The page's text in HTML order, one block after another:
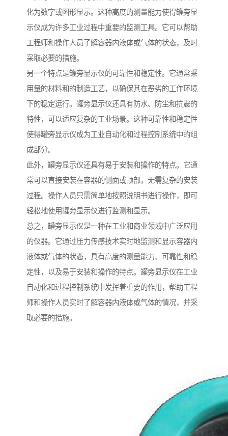
化为数字或图形显示。这种高度的测量能力使得罐旁显
示仪成为许多工业过程中重要的监测工具。它可以帮助
工程师和操作人员了解容器内液体或气体的状态，及时
采取必要的措施。
另一个特点是罐旁显示仪的可靠性和稳定性。它通常采
用量的材料和的制造工艺，以确保其在恶劣的工作环境
下的稳定运行。罐旁显示仪还具有防水、防尘和抗震的
特性，可以适应复杂的工业场景。这种可靠性和稳定性
使得罐旁显示仪成为工业自动化和过程控制系统中的组
成部分。
此外，罐旁显示仪还具有易于安装和操作的特点。它通
常可以直接安装在容器的侧面或顶部，无需复杂的安装
过程。操作人员只需简单地按照说明书进行操作，即可
轻松地使用罐旁显示仪进行监测和显示。
总之，罐旁显示仪是一种在工业和商业领域中广泛应用
的仪器。它通过压力传感技术实时地监测和显示容器内
液体或气体的状态，具有高度的测量能力、可靠性和稳
定性，以及易于安装和操作的特点。罐旁显示仪在工业
自动化和过程控制系统中发挥着重要的作用，帮助工程
师和操作人员实时了解容器内液体或气体的情况，并采
取必要的措施。